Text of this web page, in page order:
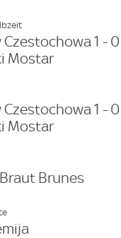
Czestochowa 1 - 0
Mostar
Czestochowa 1 - 0
Mostar
Brunes